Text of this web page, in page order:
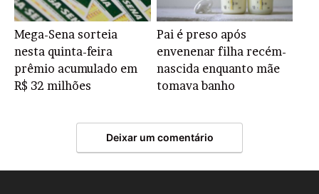
Mega-Sena sorteia
nesta quinta-feira
prêmio acumulado em
R$ 32 milhões
Pai é preso após
envenenar filha recém-
nascida enquanto mãe
tomava banho
Deixar um comentário